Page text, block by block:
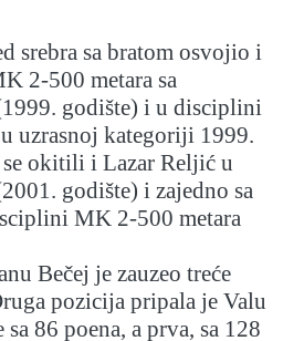
srebra sa bratom osvojio i
2-500 metara sa
godište) i u disciplini
uzrasnoj kategoriji 1999.
okitili i Lazar Reljić u
godište) i zajedno sa
MK 2-500 metara
Bečej je zauzeo treće
pozicija pripala je Valu
86 poena, a prva, sa 128